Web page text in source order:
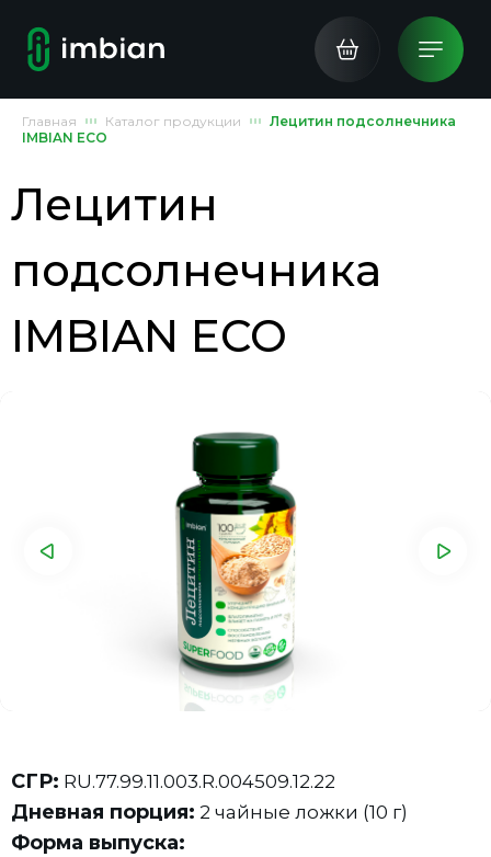
Главная Каталог продукции
Лецитин подсолнечника
IMBIAN ECO
Лецитин
подсолнечника
IMBIAN ECO
СГР: RU.77.99.11.003.R.004509.12.22
Дневная порция: 2 чайные ложки (10 г)
Форма выпуска: